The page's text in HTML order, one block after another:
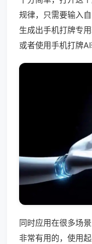
规律，只需要输入
生成出手机打牌专
或者使用手机打牌
同时应用在很多场
非常有用的，使用